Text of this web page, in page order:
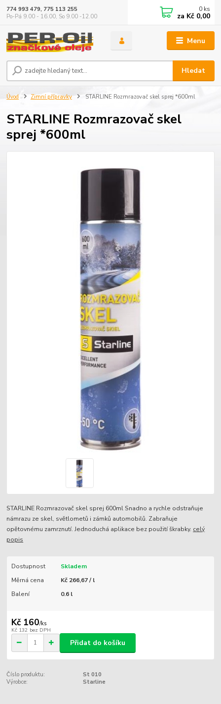
Menu
Hledat
774 993 479, 775 113 255
Po-Pá 9.00 - 16.00, So 9.00 -12.00
0 ks
za Kč 0,00
Úvod Zimní přípravky STARLINE Rozmrazovač skel sprej *600ml
STARLINE Rozmrazovač skel
sprej *600ml
STARLINE Rozmrazovač skel sprej 600ml Snadno a rychle odstraňuje
námrazu ze skel, světlometů i zámků automobilů. Zabraňuje
opětovnému zamrznutí. Jednoduchá aplikace bez použití škrabky. celý
popis
Dostupnost
Skladem
Měrná cena
Kč 266,67 / l
Balení
0.6 l
Kč 160/ks
Kč 132 bez DPH
Přidat do košíku
Číslo produktu:
St 010
Výrobce:
Starline